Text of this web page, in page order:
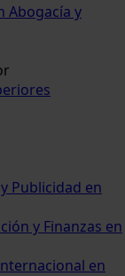
Abogacía y
Publicidad en
y Finanzas en
en